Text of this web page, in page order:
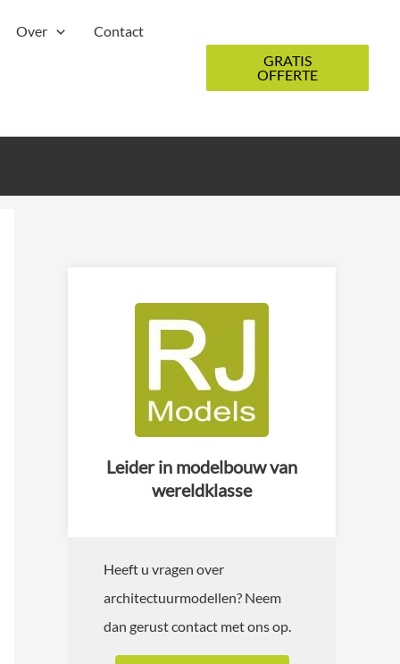
Over Contact
GRATIS
OFFERTE
Leider in modelbouw van
wereldklasse
Heeft u vragen over
architectuurmodellen? Neem
dan gerust contact met ons op.